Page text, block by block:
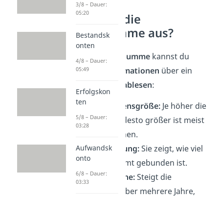
Was sagt die
Bilanzsumme aus?
Aus der Bilanzsumme kannst du
folgende
Informationen über ein
ablesen:
Unternehmensgröße: Je höher die
Bilanzsumme, desto größer ist meist
das Unternehmen.
Kapitalbindung:Sie zeigt, wie viel
Kapital insgesamt gebunden ist.
Zeitvergleiche:Steigt die
Bilanzsumme über mehrere Jahre,
3/8 – Dauer:
05:20
Bestandsk
onten
4/8 – Dauer:
05:49
Erfolgskon
ten
5/8 – Dauer:
03:28
Aufwandsk
onto
6/8 – Dauer:
03:33